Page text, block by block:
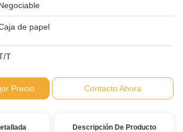
de papel
T
Precio Contacto Ahora
Descripción De Producto